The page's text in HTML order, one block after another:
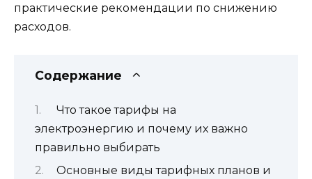
практические рекомендации по снижению
расходов.
Содержание
Что такое тарифы на
электроэнергию и почему их важно
правильно выбирать
Основные виды тарифных планов и